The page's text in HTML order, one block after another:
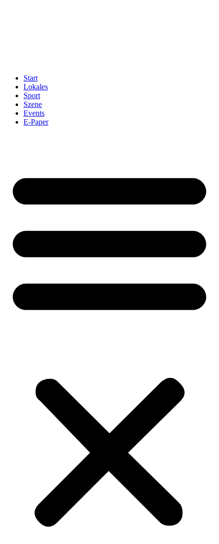
Start
Lokales
Sport
Szene
Events
E-Paper